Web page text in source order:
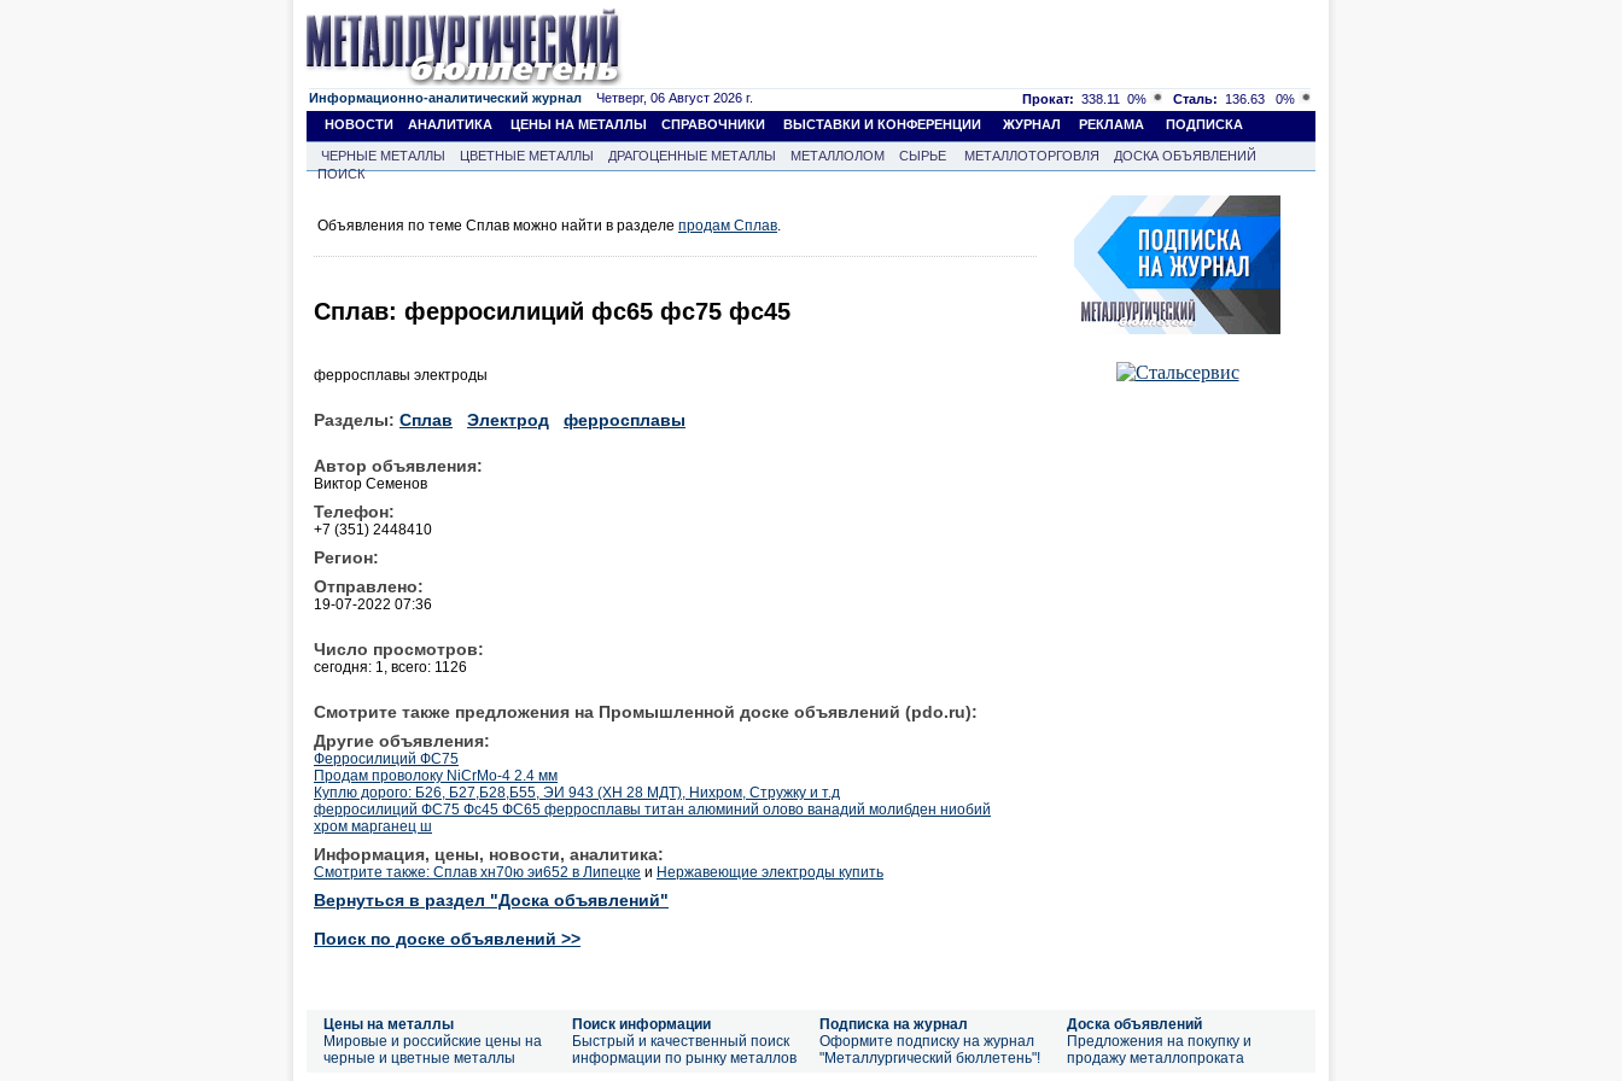
Информационно-аналитический журнал Четверг, 06 Август 2026 г. Прокат: 338.11 0% Сталь: 136.63
0%
НОВОСТИ
АНАЛИТИКА ЦЕНЫ НА МЕТАЛЛЫ СПРАВОЧНИКИ ВЫСТАВКИ И КОНФЕРЕНЦИИ ЖУРНАЛ РЕКЛАМА ПОДПИСКА
ЧЕРНЫЕ МЕТАЛЛЫ ЦВЕТНЫЕ МЕТАЛЛЫ ДРАГОЦЕННЫЕ МЕТАЛЛЫ МЕТАЛЛОЛОМ СЫРЬЕ МЕТАЛЛОТОРГОВЛЯ
ДОСКА ОБЪЯВЛЕНИЙ
ПОИСК
Объявления по теме Сплав можно найти в разделе продам Сплав.
Сплав: ферросилиций фс65 фс75 фс45
ферросплавы электроды
Разделы: Сплав Электрод ферросплавы
Автор объявления:
Виктор Семенов
Телефон:
+7 (351) 2448410
Регион:
Отправлено:
19-07-2022 07:36
Число просмотров:
сегодня: 1, всего: 1126
Смотрите также предложения на Промышленной доске объявлений (pdo.ru):
Другие объявления:
Ферросилиций ФС75
Продам проволоку NiCrMo-4 2.4 мм
Куплю дорого: Б26, Б27,Б28,Б55, ЭИ 943 (ХН 28 МДТ), Нихром, Стружку и т.д
ферросилиций ФС75 Фс45 ФС65 ферросплавы титан алюминий олово ванадий молибден ниобий
хром марганец ш
Информация, цены, новости, аналитика:
Смотрите также: Сплав хн70ю эи652 в Липецке и Нержавеющие электроды купить
Вернуться в раздел "Доска объявлений"
Поиск по доске объявлений >>
Цены на металлы
Мировые и российские цены на
черные и цветные металлы
Поиск информации
Быстрый и качественный поиск
информации по рынку металлов
Подписка на журнал
Оформите подписку на журнал
"Металлургический бюллетень"!
Доска объявлений
Предложения на покупку и
продажу металлопроката